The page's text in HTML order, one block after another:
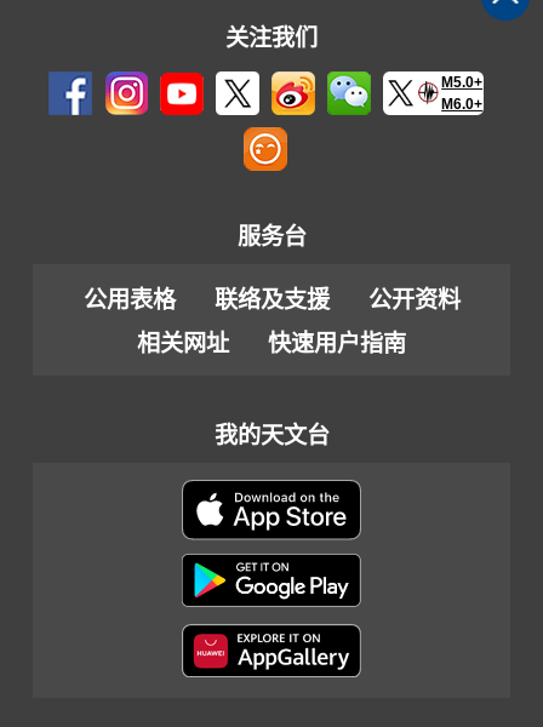
关注我们
M5.0+
M6.0+
服务台
公用表格 联络及支援
公开资料
相关网址
快速用户指南
我的天文台